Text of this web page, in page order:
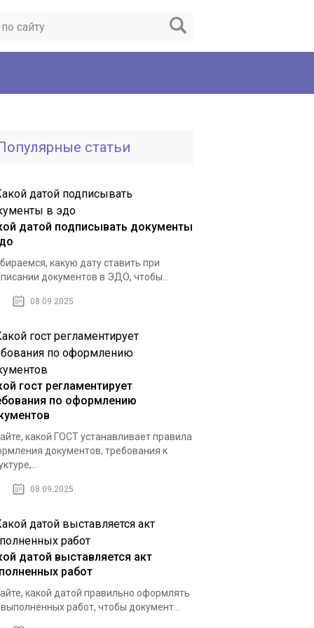
статьи
датой подписывать документы
какую дату ставить при
документов в ЭДО, чтобы...
08.09.2025
гост регламентирует
по оформлению
какой ГОСТ устанавливает правила
документов, требования к
08.09.2025
датой выставляется акт
работ
какой датой правильно оформлять
работ, чтобы документ...